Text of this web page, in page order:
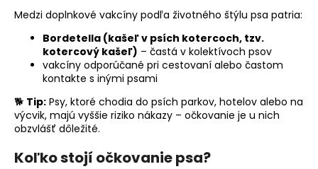
Medzi doplnkové vakcíny podľa životného štýlu psa patria:
Bordetella (kašeľ v psích kotercoch, tzv.
kotercový kašeľ) – častá v kolektívoch psov
vakcíny odporúčané pri cestovaní alebo častom
kontakte s inými psami
🐕 Tip: Psy, ktoré chodia do psích parkov, hotelov alebo na
výcvik, majú vyššie riziko nákazy – očkovanie je u nich
obzvlášť dôležité.
Koľko stojí očkovanie psa?